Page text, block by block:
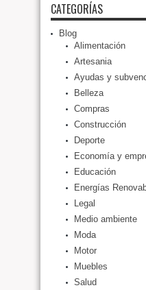
CATEGORÍAS
Blog
Alimentación
Artesania
Ayudas y
Belleza
Compras
Construcción
Deporte
Economía y
Educación
Energías
Legal
Medio ambiente
Moda
Motor
Muebles
Salud